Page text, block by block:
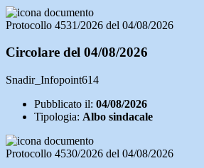
Protocollo 4531/2026 del 04/08/2026
Circolare del 04/08/2026
Snadir_Infopoint614
Pubblicato il: 04/08/2026
Tipologia: Albo sindacale
Protocollo 4530/2026 del 04/08/2026